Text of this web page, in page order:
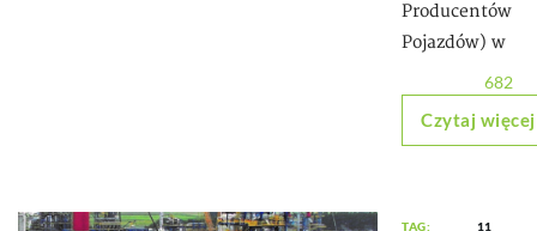
Producentów
Pojazdów) w
682
Czytaj więcej
TAG:
11